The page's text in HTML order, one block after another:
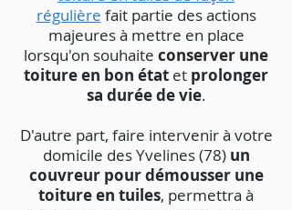
régulière fait partie des actions
majeures à mettre en place
lorsqu'on souhaite conserver une
toiture en bon état et prolonger
sa durée de vie.
D'autre part, faire intervenir à votre
domicile des Yvelines (78) un
couvreur pour démousser une
toiture en tuiles, permettra à